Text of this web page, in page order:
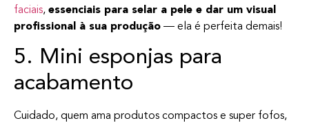
faciais, essenciais para selar a pele e dar um visual
profissional à sua produção — ela é perfeita demais!
5. Mini esponjas para
acabamento
Cuidado, quem ama produtos compactos e super fofos,